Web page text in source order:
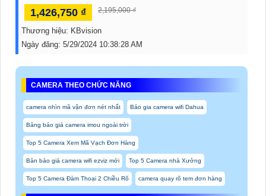
1,426,750 ₫ 2,195,000 ₫
Thương hiệu: KBvision
Ngày đăng: 5/29/2024 10:38:28 AM
CAMERA THEO CHỨC NĂNG
camera nhìn mã vận đơn nét nhất Báo gia camera wifi Dahua
Bảng báo giá camera imou ngoài trời
Top 5 Camera Xem Mã Vạch Đơn Hàng
Bản báo giá camera wifi ezviz mới Top 5 Camera nhà Xưởng
Top 5 Camera Đàm Thoại 2 Chiều Rõ camera quay rõ tem đơn hàng